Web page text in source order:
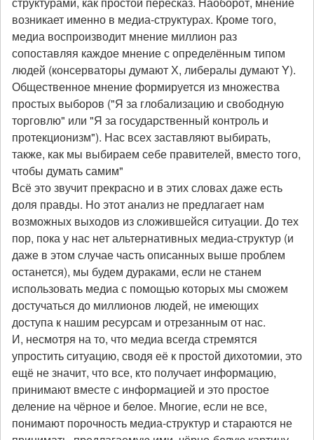
возникает именно в медиа-структурах. Кроме того,
медиа воспроизводит мнение миллион раз
сопоставляя каждое мнение с определённым типом
людей (консерваторы думают Х, либералы думают Y).
Общественное мнение формируется из множества
простых выборов ("Я за глобализацию и свободную
торговлю" или "Я за государственный контроль и
протекционизм"). Нас всех заставляют выбирать,
также, как мы выбираем себе правителей, вместо того,
чтобы думать самим"
Всё это звучит прекрасно и в этих словах даже есть
доля правды. Но этот анализ не предлагает нам
возможных выходов из сложившейся ситуации. До тех
пор, пока у нас нет альтернативных медиа-структур (и
даже в этом случае часть описанных выше проблем
останется), мы будем дураками, если не станем
использовать медиа с помощью которых мы сможем
достучаться до миллионов людей, не имеющих
доступа к нашим ресурсам и отрезанным от нас.
И, несмотря на то, что медиа всегда стремятся
упростить ситуацию, сводя её к простой дихотомии, это
ещё не значит, что все, кто получает информацию,
принимают вместе с информацией и это простое
деление на чёрное и белое. Многие, если не все,
понимают порочность медиа-структур и стараются не